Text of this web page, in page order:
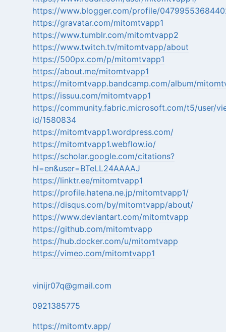
https://www.blogger.com/profile/
https://gravatar.com/mitomtvapp1
https://www.tumblr.com/mitomtvapp2
https://www.twitch.tv/mitomtvapp/about
https://500px.com/p/mitomtvapp1
https://about.me/mitomtvapp1
https://mitomtvapp.bandcamp.com/album/
https://issuu.com/mitomtvapp1
https://community.fabric.microsoft.com/t5/user/
id/1580834
https://mitomtvapp1.wordpress.com/
https://mitomtvapp1.webflow.io/
https://scholar.google.com/citations?
hl=en&user=BTeLL24AAAAJ
https://linktr.ee/mitomtvapp1
https://profile.hatena.ne.jp/mitomtvapp1/
https://disqus.com/by/mitomtvapp/about/
https://www.deviantart.com/mitomtvapp
https://github.com/mitomtvapp
https://hub.docker.com/u/mitomtvapp
https://vimeo.com/mitomtvapp1
vinijr07q@gmail.com
0921385775
https://mitomtv.app/